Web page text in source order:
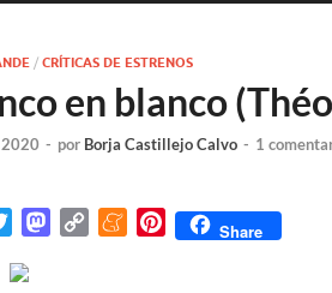
/ CRÍTICAS DE ESTRENOS
en blanco
- por Borja Castillejo Calvo - 1
i
M
M
P
Share